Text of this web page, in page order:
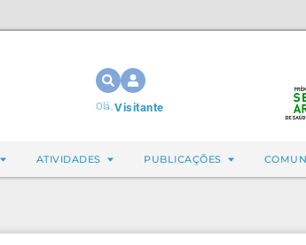
Olá,Visitante
ATIVIDADES PUBLICAÇÕES